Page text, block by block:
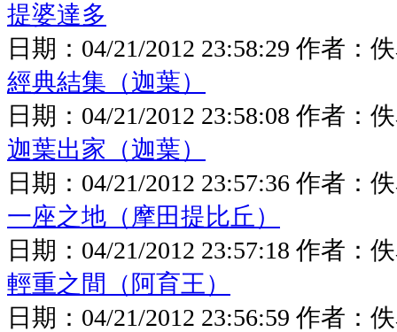
提婆達多
日期： 04/21/2012 23:58:29 作者：
經典結集（迦葉）
日期： 04/21/2012 23:58:08 作者：
迦葉出家（迦葉）
日期： 04/21/2012 23:57:36 作者：
一座之地（摩田提比丘）
日期： 04/21/2012 23:57:18 作者：
輕重之間（阿育王）
日期： 04/21/2012 23:56:59 作者：